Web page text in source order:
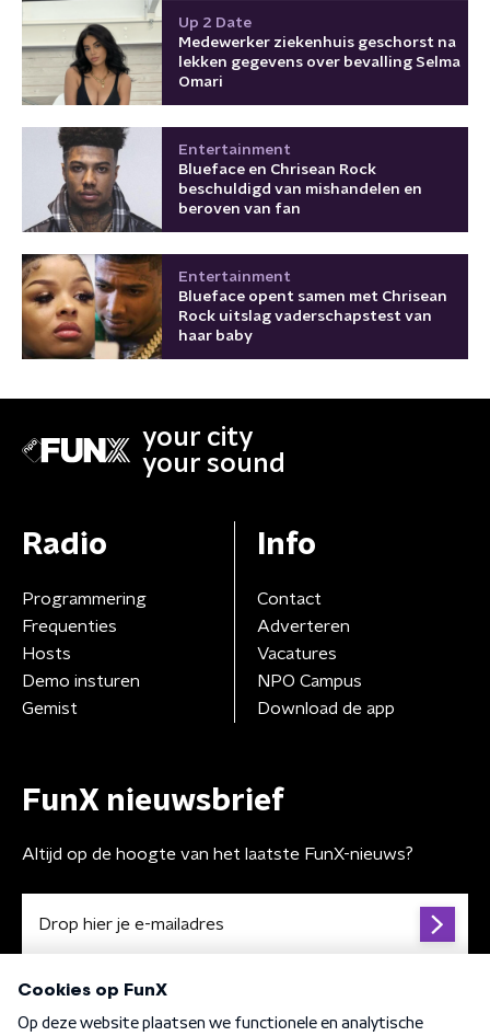
Up 2 Date
Medewerker ziekenhuis geschorst na
lekken gegevens over bevalling Selma
Omari
Entertainment
Blueface en Chrisean Rock
beschuldigd van mishandelen en
beroven van fan
Entertainment
Blueface opent samen met Chrisean
Rock uitslag vaderschapstest van
haar baby
your city
your sound
Radio
Programmering
Frequenties
Hosts
Demo insturen
Gemist
Info
Contact
Adverteren
Vacatures
NPO Campus
Download de app
FunX nieuwsbrief
Altijd op de hoogte van het laatste FunX-nieuws?